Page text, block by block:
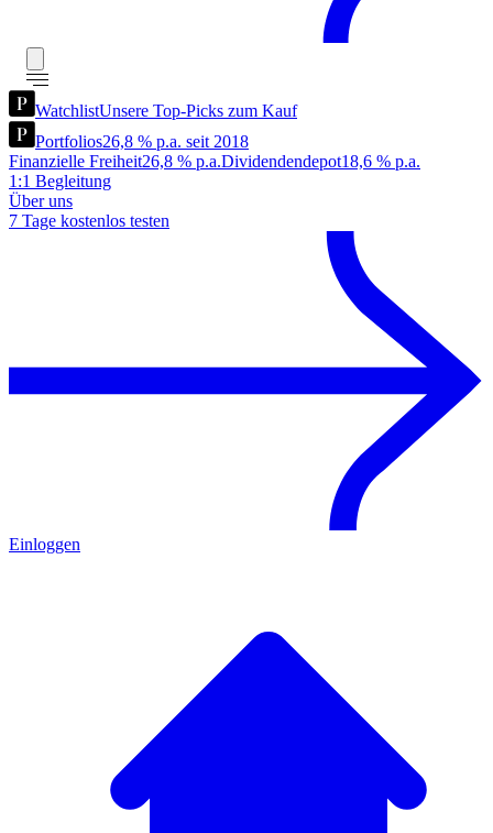
WatchlistUnsere Top-Picks zum Kauf
Portfolios26,8 % p.a. seit 2018
Finanzielle Freiheit26,8 % p.a.Dividendendepot18,6 % p.a.
1:1 Begleitung
Über uns
7 Tage kostenlos testen
Einloggen